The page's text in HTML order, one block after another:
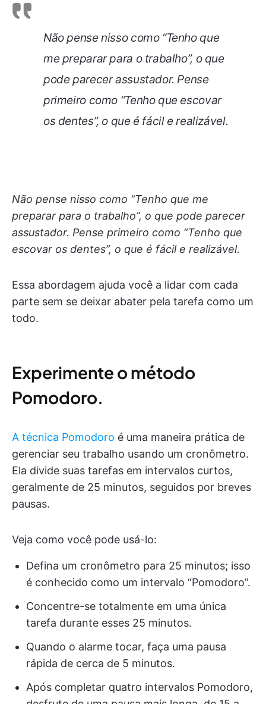
Não pense nisso como “Tenho que
me preparar para o trabalho”, o que
pode parecer assustador. Pense
primeiro como “Tenho que escovar
os dentes”, o que é fácil e realizável.
Não pense nisso como “Tenho que me
preparar para o trabalho”, o que pode parecer
assustador. Pense primeiro como “Tenho que
escovar os dentes”, o que é fácil e realizável.
Essa abordagem ajuda você a lidar com cada
parte sem se deixar abater pela tarefa como um
todo.
Experimente o método
Pomodoro.
A técnica Pomodoro é uma maneira prática de
gerenciar seu trabalho usando um cronômetro.
Ela divide suas tarefas em intervalos curtos,
geralmente de 25 minutos, seguidos por breves
pausas.
Veja como você pode usá-lo:
Defina um cronômetro para 25 minutos; isso
é conhecido como um intervalo “Pomodoro”.
Concentre-se totalmente em uma única
tarefa durante esses 25 minutos.
Quando o alarme tocar, faça uma pausa
rápida de cerca de 5 minutos.
Após completar quatro intervalos Pomodoro,